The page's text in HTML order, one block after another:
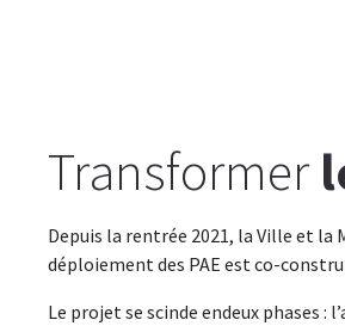
Transformer
Depuis la rentrée 2021, la Ville et
déploiement des PAE est co-
Le projet se scinde endeux phases